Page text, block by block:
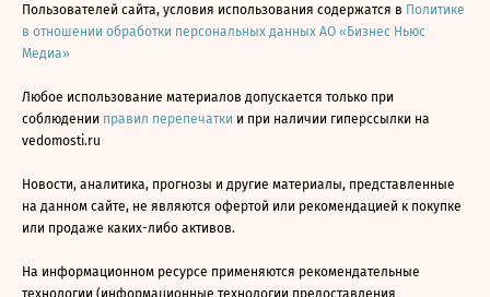
Пользователей сайта, условия использования содержатся в Политике
в отношении обработки персональных данных АО «Бизнес Ньюс
Медиа»
Любое использование материалов допускается только при
соблюдении правил перепечатки и при наличии гиперссылки на
vedomosti.ru
Новости, аналитика, прогнозы и другие материалы, представленные
на данном сайте, не являются офертой или рекомендацией к покупке
или продаже каких-либо активов.
На информационном ресурсе применяются рекомендательные
технологии (информационные технологии предоставления